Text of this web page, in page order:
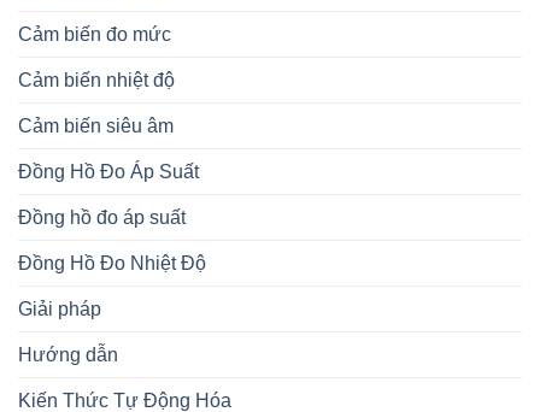
Cảm biến đo mức
Cảm biến nhiệt độ
Cảm biến siêu âm
Đồng Hồ Đo Áp Suất
Đồng hồ đo áp suất
Đồng Hồ Đo Nhiệt Độ
Giải pháp
Hướng dẫn
Kiến Thức Tự Động Hóa